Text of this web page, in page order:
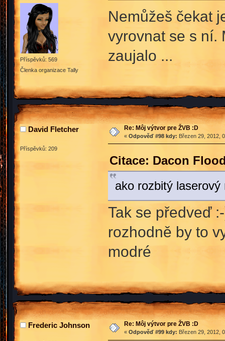
Příspěvků: 569
Členka organizace Tally
Nemůžeš čekat
vyrovnat se s ní.
zaujalo ...
David Fletcher
Příspěvků: 209
Re: Môj výtvor pre ŽVB :D
« Odpověď #98 kdy: Březen 29, 2012,
Citace: Dacon
ako rozbitý laserový
Tak se předveď
rozhodně by to
modré
Frederic Johnson Re: Môj výtvor pre ŽVB :D
« Odpověď #99 kdy: Březen 29, 2012,